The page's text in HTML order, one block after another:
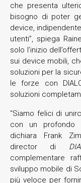
che presenta
bisogno di poter
device,
utenti”, spiega
solo l’inizio
sui device mobili,
soluzioni per la
le forze con
soluzioni
“Siamo felici di
con un profondo
dichiara Frank
director di
complementare
sviluppo mobile di
più veloce per